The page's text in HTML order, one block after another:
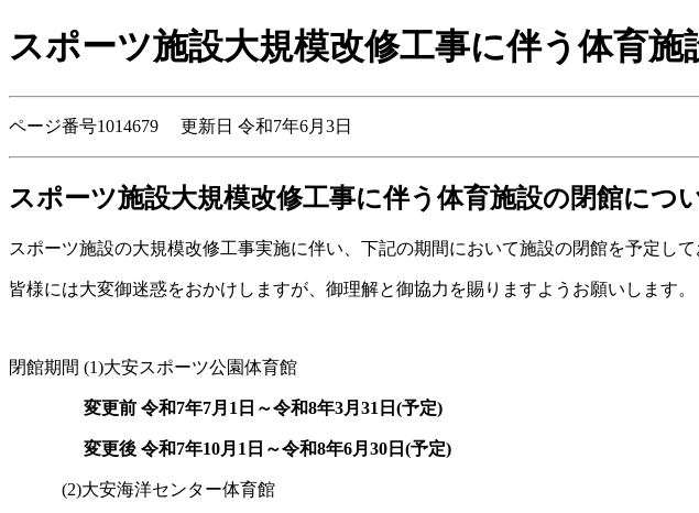
スポーツ施設大規模改修工事に伴う体育施
ページ番号1014679 更新日 令和7年6月3日
スポーツ施設大規模改修工事に伴う体育施設の閉館につ
スポーツ施設の大規模改修工事実施に伴い、下記の期間において施設の閉館を予定して
皆様には大変御迷惑をおかけしますが、御理解と御協力を賜りますようお願いします。
閉館期間 (1)大安スポーツ公園体育館
変更前 令和7年7月1日～令和8年3月31日(予定)
変更後 令和7年10月1日～令和8年6月30日(予定)
(2)大安海洋センター体育館